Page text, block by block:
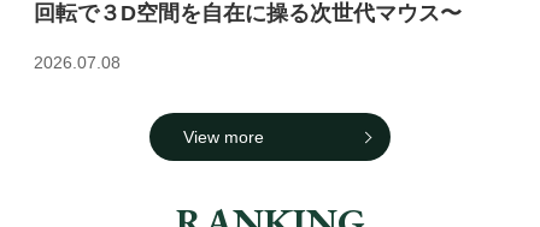
回転で３D空間を自在に操る次世代マウス〜
2026.07.08
View more